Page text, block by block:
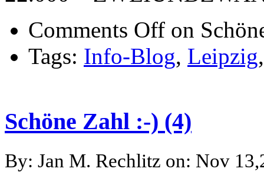
Comments Off on
Tags: Info-Blog, Leipzig
Schöne Zahl :-) (4)
By: Jan M. Rechlitz on: Nov